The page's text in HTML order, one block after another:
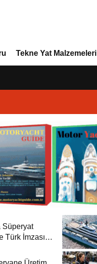
Tekne Yat Malzemeleri
Süperyat
Türk İmzası:
II’yi Denize